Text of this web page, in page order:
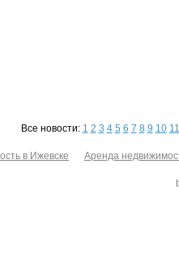
Все новости: 1 2 3 4 5 6 7 8 9 10 11
в Ижевске Аренда